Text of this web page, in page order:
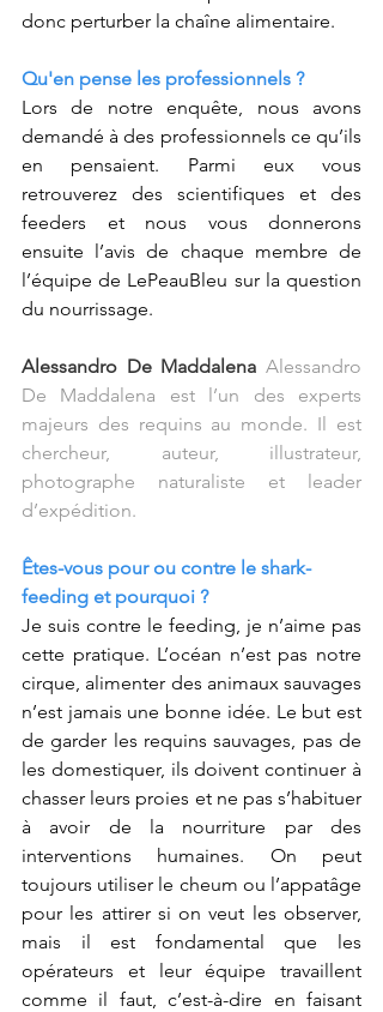
donc perturber la chaîne alimentaire.
Qu'en pense les professionnels ?
Lors de notre enquête, nous avons
demandé à des professionnels ce qu’ils
en pensaient. Parmi eux vous
retrouverez des scientifiques et des
feeders et nous vous donnerons
ensuite l’avis de chaque membre de
l’équipe de LePeauBleu sur la question
du nourrissage.
Alessandro De Maddalena Alessandro
De Maddalena est l’un des experts
majeurs des requins au monde. Il est
chercheur, auteur, illustrateur,
photographe naturaliste et leader
d’expédition.
Êtes-vous pour ou contre le shark-
feeding et pourquoi ?
Je suis contre le feeding, je n’aime pas
cette pratique. L’océan n’est pas notre
cirque, alimenter des animaux sauvages
n’est jamais une bonne idée. Le but est
de garder les requins sauvages, pas de
les domestiquer, ils doivent continuer à
chasser leurs proies et ne pas s’habituer
à avoir de la nourriture par des
interventions humaines. On peut
toujours utiliser le cheum ou l’appatâge
pour les attirer si on veut les observer,
mais il est fondamental que les
opérateurs et leur équipe travaillent
comme il faut, c’est-à-dire en faisant